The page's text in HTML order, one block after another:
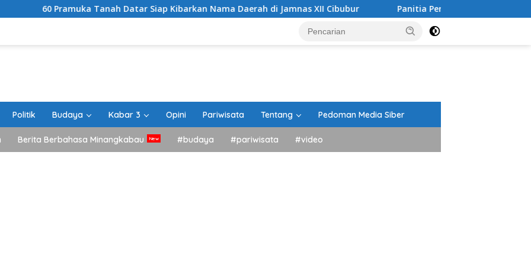
Tanah Datar Siap Kibarkan Nama Daerah di Jamnas XII Cibubur Panitia Peringatan HUT RI Kecamatan Lima
Politik Budaya Kabar 3 Opini Pariwisata Tentang Pedoman Media Siber
Berita Berbahasa Minangkabau #budaya #pariwisata #video